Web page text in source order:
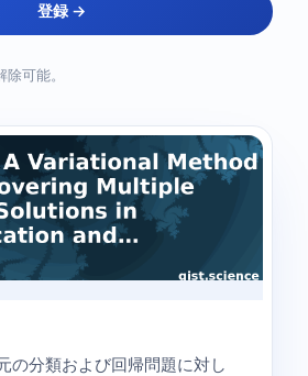
登録 →
可能。
の分類および回帰問題に対し